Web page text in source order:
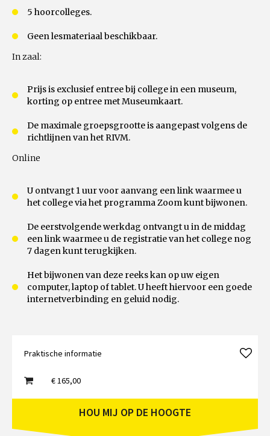
5 hoorcolleges.
Geen lesmateriaal beschikbaar.
In zaal:
Prijs is exclusief entree bij college in een museum,
korting op entree met Museumkaart.
De maximale groepsgrootte is aangepast volgens de
richtlijnen van het RIVM.
Online
U ontvangt 1 uur voor aanvang een link waarmee u
het college via het programma Zoom kunt bijwonen.
De eerstvolgende werkdag ontvangt u in de middag
een link waarmee u de registratie van het college nog
7 dagen kunt terugkijken.
Het bijwonen van deze reeks kan op uw eigen
computer, laptop of tablet. U heeft hiervoor een goede
internetverbinding en geluid nodig.
Praktische informatie
€ 165,00
HOU MIJ OP DE HOOGTE